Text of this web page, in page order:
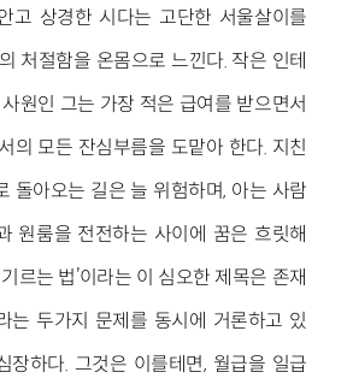
고 상경한 시다는 고단한 서울살이를
처절함을 온몸으로 느낀다. 작은 인테
사원인 그는 가장 적은 급여를 받으면서
의 모든 잔심부름을 도맡아 한다. 지친
돌아오는 길은 늘 위험하며, 아는 사람
원룸을 전전하는 사이에 꿈은 흐릿해
르는 법’이라는 이 심오한 제목은 존재
는 두가지 문제를 동시에 거론하고 있
장하다. 그것은 이를테면, 월급을 일급